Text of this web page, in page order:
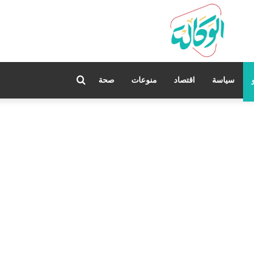
سياسة اقتصاد منوعات صحة